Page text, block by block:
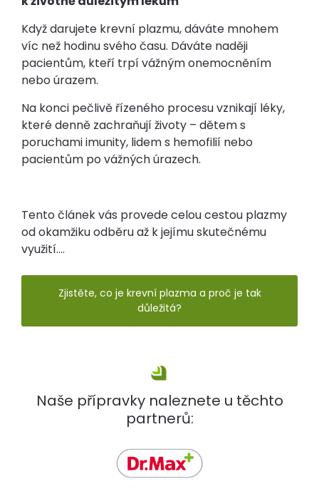
Když darujete krevní plazmu, dáváte mnohem
víc než hodinu svého času. Dáváte naději
pacientům, kteří trpí vážným onemocněním
nebo úrazem.
Na konci pečlivě řízeného procesu vznikají léky,
které denně zachraňují životy – dětem s
poruchami imunity, lidem s hemofilií nebo
pacientům po vážných úrazech.
Tento článek vás provede celou cestou plazmy
od okamžiku odběru až k jejímu skutečnému
využití....
Zjistěte, co je krevní plazma a proč je tak
důležitá?
Naše přípravky naleznete u těchto
partnerů: